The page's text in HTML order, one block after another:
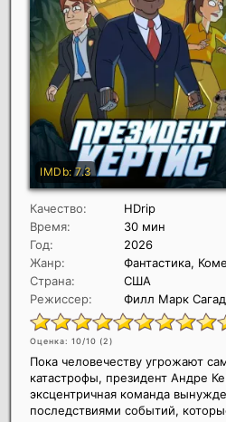
Качество:
HDrip
Время:
30 мин
Год:
2026
Жанр:
Фантастика,
Страна:
США
Режиссер:
Филл Марк
Оценка: 10/10 (2)
Пока человечеству угрожают
катастрофы, президент Андре
эксцентричная команда
последствиями событий,